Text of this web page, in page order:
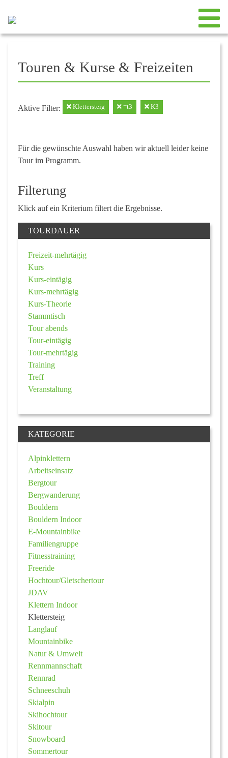
Touren & Kurse & Freizeiten
Aktive Filter: Klettersteig =t3 K3
Für die gewünschte Auswahl haben wir aktuell leider keine
Tour im Programm.
Filterung
Klick auf ein Kriterium filtert die Ergebnisse.
TOURDAUER
Freizeit-mehrtägig
Kurs
Kurs-eintägig
Kurs-mehrtägig
Kurs-Theorie
Stammtisch
Tour abends
Tour-eintägig
Tour-mehrtägig
Training
Treff
Veranstaltung
KATEGORIE
Alpinklettern
Arbeitseinsatz
Bergtour
Bergwanderung
Bouldern
Bouldern Indoor
E-Mountainbike
Familiengruppe
Fitnesstraining
Freeride
Hochtour/Gletschertour
JDAV
Klettern Indoor
Klettersteig
Langlauf
Mountainbike
Natur & Umwelt
Rennmannschaft
Rennrad
Schneeschuh
Skialpin
Skihochtour
Skitour
Snowboard
Sommertour